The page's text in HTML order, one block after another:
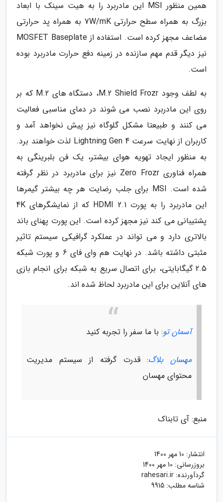
همین منظور MSI این مادربرد را به هیت سینک با ابعاد
بزرگ به همراه سطح حرارتی 7W/mK به همراه پد حرارتی
مضاعف مجهز کرده است. استفاده از MOSFET Baseplate
نیز دیگر قدم مهم سازنده در زمینه دفع حرارت مادربرد بوده
است.
به لطف وجود M.2 Shield Frozr، دستگاه های M.2 که بر
روی این مادربرد نصب می شوند در دمای مناسبی فعالیت
می کنند و طبیعتا مشکل گلوگاه نیز پیش نخواهد آمد و
کاربران از نهایت سرعت Lightning Gen 4 لذت خواهند برد.
به منظور ایجاد تهویه هوای بیشتر، یک فن بلبرینگی به
همراه فناوری Zero Frozr نیز برای مادربرد در نظر گرفته
شده است. MSI برای جلب رضایت هر چه بیشتر گیمرها
این مادربرد را به پورت HDMI 2.1 که از نمایشگرهای 4K
پشتیبانی می کند نیز مجهز کرده است. این پورت پهنای باند
بالاتری دارد و می تواند در عملکرد گرافیکی سیستم تاثیر
مثبتی داشته باشد. در نهایت هم وای فای 6 و پورت شبکه
2.5 گیگابایتی، برای اتصال سریع به شبکه برای انجام بازی
های آنلاین برای این مادربرد لحاظ شده اند.
آسمان تو: با ما سفر را تجربه کنید
مهسان بلاگ: قدرت گرفته از سیستم مدیریت
محتوای مهسان
منبع: آی تابناک
انتشار: 10 مهر 1400
بروزرسانی: 10 مهر 1400
گردآورنده: rahesari.ir
شناسه مطلب: 9915